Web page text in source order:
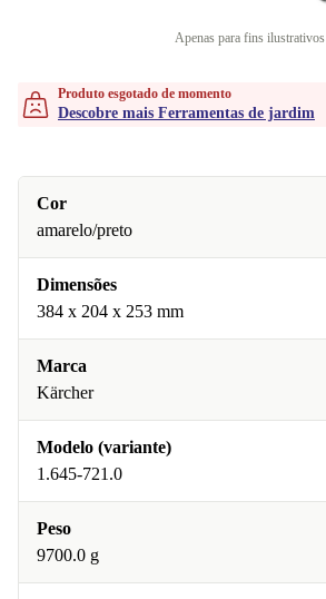
Apenas para fins ilustrativos
Produto esgotado de momento
Descobre mais Ferramentas de jardim
Cor
amarelo/preto
Dimensões
384 x 204 x 253 mm
Marca
Kärcher
Modelo (variante)
1.645-721.0
Peso
9700.0 g